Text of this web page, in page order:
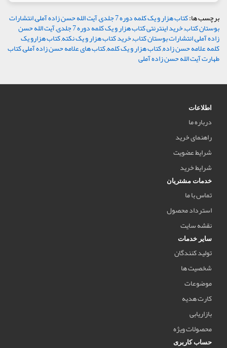
برچسب ها:کتاب هزار و یک کلمه دوره 7 جلدی ,آیت الله حسن زاده آملی,انتشارات
بوستان کتاب,خرید اینترنتی کتاب هزار و یک کلمه دوره 7 جلدی ,آیت الله حسن
زاده آملی,انتشارات بوستان کتاب,خرید کتاب هزار و یک نکته,کتاب هزارو یک
کلمه علامه حسن زاده,کتاب هزار و یک کلمه,کتاب های علامه حسن زاده آملی,کتاب
طهارت آیت الله حسن زاده آملی
اطلاعات
درباره ما
راهنمای خرید
شرایط عضویت
شرایط خرید
خدمات مشتریان
تماس با ما
استرداد محصول
نقشه سایت
سایر خدمات
تولید کنندگان
شخصیت ها
موضوعات
کارت هدیه
بازاریابی
محصولات ویژه
حساب کاربری